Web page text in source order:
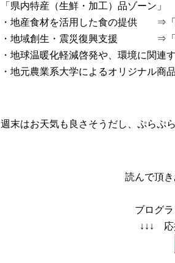
「県内特産（生鮮・加工）品ゾーン」
・地産食材を活用した食の提供 ⇒「
・地域創生・震災復興支援 ⇒「全
・地球温暖化軽減啓発や、環境に関
・地元農業系大学によるオリジナ
週末はお天気も良さそうだし、ぷらぷ
読んで頂き
ブログ
↓↓↓ 応